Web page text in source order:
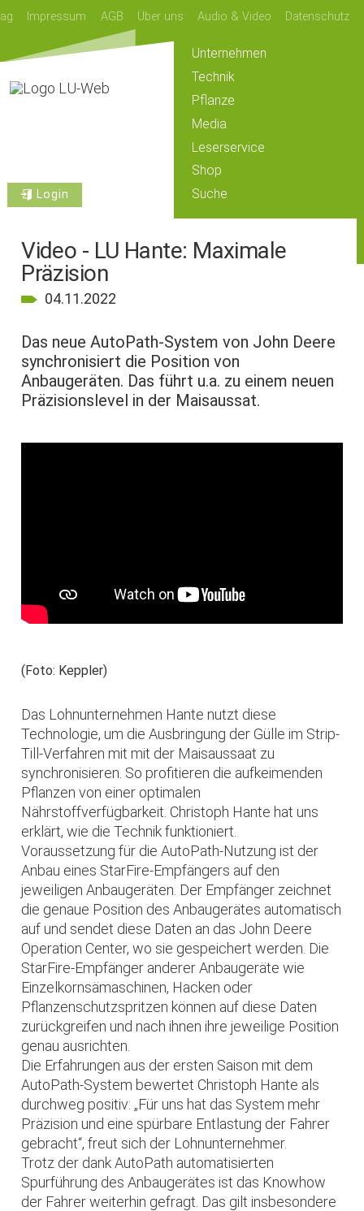
Impressum AGB Über uns Audio & Video Datenschutz
Login
Unternehmen
Technik
Pflanze
Media
Leserservice
Shop
Suche
Video - LU Hante: Maximale
Präzision
04.11.2022
Das neue AutoPath-System von John Deere
synchronisiert die Position von
Anbaugeräten. Das führt u.a. zu einem neuen
Präzisionslevel in der Maisaussat.
(Foto: Keppler)
Das Lohnunternehmen Hante nutzt diese
Technologie, um die Ausbringung der Gülle im Strip-
Till-Verfahren mit mit der Maisaussaat zu
synchronisieren. So profitieren die aufkeimenden
Pflanzen von einer optimalen
Nährstoffverfügbarkeit. Christoph Hante hat uns
erklärt, wie die Technik funktioniert.
Voraussetzung für die AutoPath-Nutzung ist der
Anbau eines StarFire-Empfängers auf den
jeweiligen Anbaugeräten. Der Empfänger zeichnet
die genaue Position des Anbaugerätes automatisch
auf und sendet diese Daten an das John Deere
Operation Center, wo sie gespeichert werden. Die
StarFire-Empfänger anderer Anbaugeräte wie
Einzelkornsämaschinen, Hacken oder
Pflanzenschutzspritzen können auf diese Daten
zurückgreifen und nach ihnen ihre jeweilige Position
genau ausrichten.
Die Erfahrungen aus der ersten Saison mit dem
AutoPath-System bewertet Christoph Hante als
durchweg positiv: „Für uns hat das System mehr
Präzision und eine spürbare Entlastung der Fahrer
gebracht“, freut sich der Lohnunternehmer.
Trotz der dank AutoPath automatisierten
Spurführung des Anbaugerätes ist das Knowhow
der Fahrer weiterhin gefragt. Das gilt insbesondere